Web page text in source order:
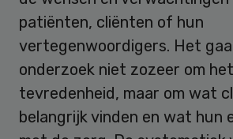
patiënten, cliënten of hun
vertegenwoordigers. Het
onderzoek niet zozeer om
tevredenheid, maar om wat
belangrijk vinden en wat hun